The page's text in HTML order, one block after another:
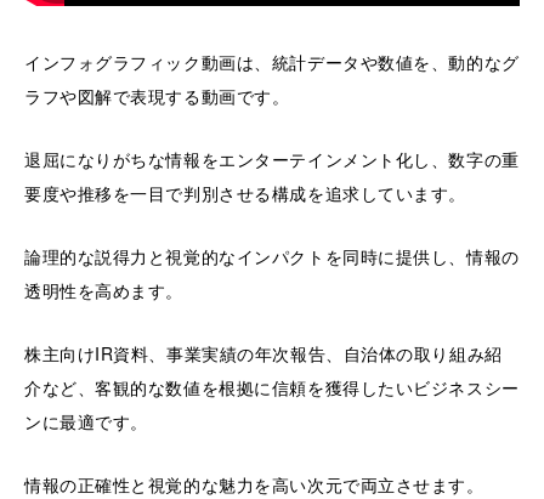
インフォグラフィック動画は、統計データや数値を、動的なグ
ラフや図解で表現する動画です。
退屈になりがちな情報をエンターテインメント化し、数字の重
要度や推移を一目で判別させる構成を追求しています。
論理的な説得力と視覚的なインパクトを同時に提供し、情報の
透明性を高めます。
株主向けIR資料、事業実績の年次報告、自治体の取り組み紹
介など、客観的な数値を根拠に信頼を獲得したいビジネスシー
ンに最適です。
情報の正確性と視覚的な魅力を高い次元で両立させます。